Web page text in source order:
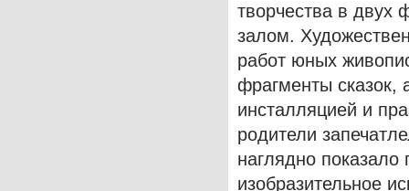
творчества в
залом.
работ юных
фрагменты сказок,
инсталляцией и
родители
наглядно
изобразительное